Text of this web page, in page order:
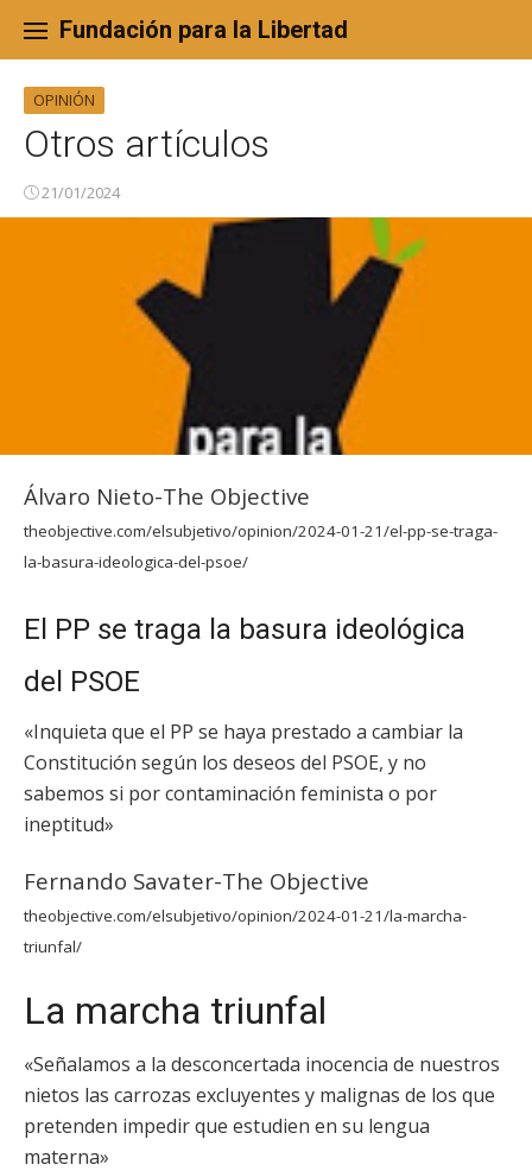
content
Fundación para la Libertad
OPINIÓN
Otros artículos
21/01/2024
Álvaro Nieto-The Objective
theobjective.com/elsubjetivo/opinion/2024-01-21/el-pp-se-traga-
la-basura-ideologica-del-psoe/
El PP se traga la basura ideológica
del PSOE
«Inquieta que el PP se haya prestado a cambiar la
Constitución según los deseos del PSOE, y no
sabemos si por contaminación feminista o por
ineptitud»
Fernando Savater-The Objective
theobjective.com/elsubjetivo/opinion/2024-01-21/la-marcha-
triunfal/
La marcha triunfal
«Señalamos a la desconcertada inocencia de nuestros
nietos las carrozas excluyentes y malignas de los que
pretenden impedir que estudien en su lengua
materna»